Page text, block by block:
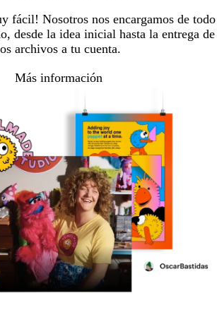
fácil! Nosotros nos encargamos de todo
desde la idea inicial hasta la entrega de
archivos a tu cuenta.
Más información